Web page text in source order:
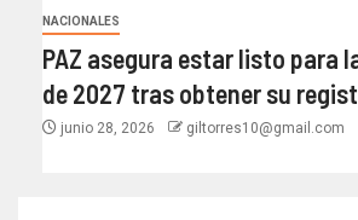
NACIONALES
PAZ asegura estar listo para
de 2027 tras obtener su
junio 28, 2026 giltorres10@gmail.com